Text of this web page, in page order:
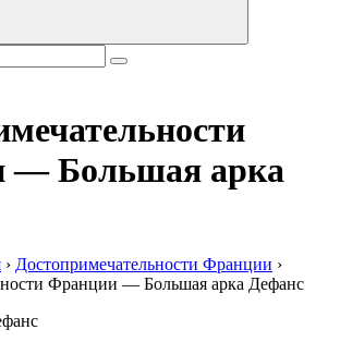
— Большая арка
› Достопримечательности Франции ›
Франции — Большая арка Дефанс